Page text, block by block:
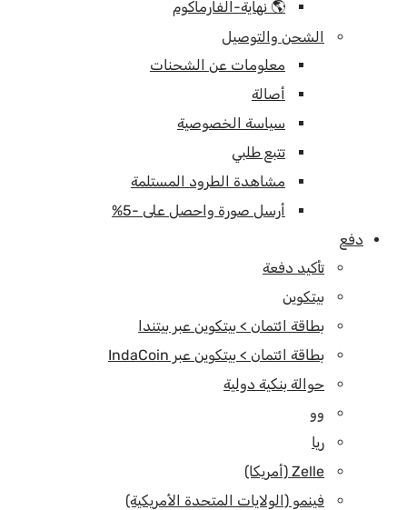
🌎 نهاية-الفارماكوم
الشحن والتوصيل
معلومات عن الشحنات
أصالة
سياسة الخصوصية
تتبع طلبي
مشاهدة الطرود المستلمة
أرسل صورة واحصل على -5%
دفع
تأكيد دفعة
بيتكوين
بطاقة ائتمان > بيتكوين عبر بيتندا
بطاقة ائتمان > بيتكوين عبر IndaCoin
حوالة بنكية دولية
وو
ريا
Zelle (أمريكا)
فينمو (الولايات المتحدة الأمريكية)